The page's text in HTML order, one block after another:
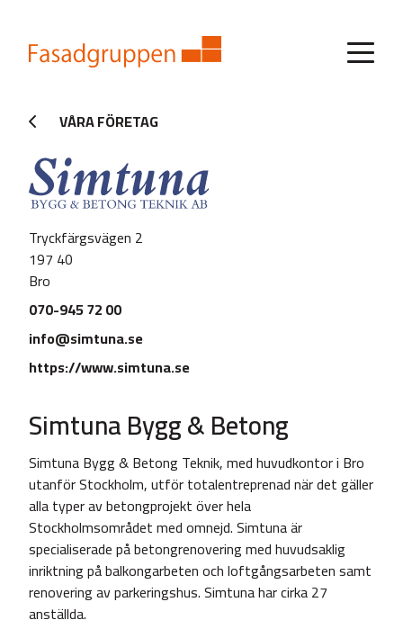
VÅRA FÖRETAG
Simtuna Bygg & Betong
Simtuna Bygg & Betong Teknik, med huvudkontor i Bro
utanför Stockholm, utför totalentreprenad när det gäller
alla typer av betongprojekt över hela
Stockholmsområdet med omnejd. Simtuna är
specialiserade på betongrenovering med huvudsaklig
inriktning på balkongarbeten och loftgångsarbeten samt
renovering av parkeringshus. Simtuna har cirka 27
anställda.
Tryckfärgsvägen 2
197 40
Bro
070-945 72 00
info@simtuna.se
https://www.simtuna.se